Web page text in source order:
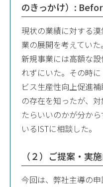
のきっかけ）:
現状の業績に対する
業の展開を考えていた。
新規事業には高額な
れずにいた。その時
ビス生産性向上促進補
の存在を知ったが、
たらいいのかが分か
いるISTに相談した。
（２）ご提案・実
今回は、弊社主導の